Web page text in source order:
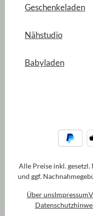
Geschenkeladen
Nähstudio
Babyladen
Alle Preise inkl.
und ggf.
Über unsImpressum